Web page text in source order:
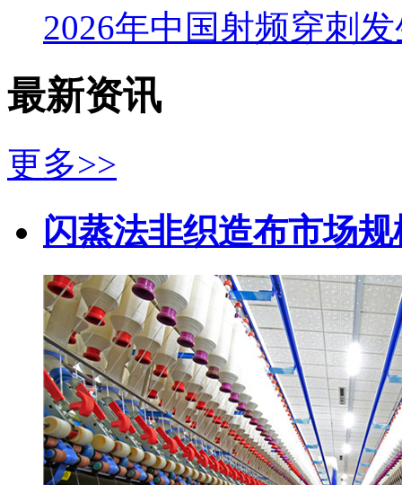
2026年中国射频穿刺
最新资讯
更多>>
闪蒸法非织造布市场